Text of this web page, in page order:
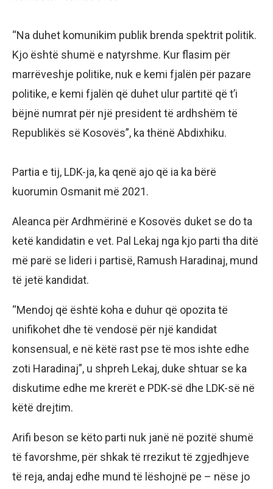
“Na duhet komunikim publik brenda spektrit politik.
Kjo është shumë e natyrshme. Kur flasim për
marrëveshje politike, nuk e kemi fjalën për pazare
politike, e kemi fjalën që duhet ulur partitë që t’i
bëjnë numrat për një president të ardhshëm të
Republikës së Kosovës”, ka thënë Abdixhiku.
Partia e tij, LDK-ja, ka qenë ajo që ia ka bërë
kuorumin Osmanit më 2021.
Aleanca për Ardhmërinë e Kosovës duket se do ta
ketë kandidatin e vet. Pal Lekaj nga kjo parti tha ditë
më parë se lideri i partisë, Ramush Haradinaj, mund
të jetë kandidat.
“Mendoj që është koha e duhur që opozita të
unifikohet dhe të vendosë për një kandidat
konsensual, e në këtë rast pse të mos ishte edhe
zoti Haradinaj”, u shpreh Lekaj, duke shtuar se ka
diskutime edhe me krerët e PDK-së dhe LDK-së në
këtë drejtim.
Arifi beson se këto parti nuk janë në pozitë shumë
të favorshme, për shkak të rrezikut të zgjedhjeve
të reja, andaj edhe mund të lëshojnë pe – nëse jo